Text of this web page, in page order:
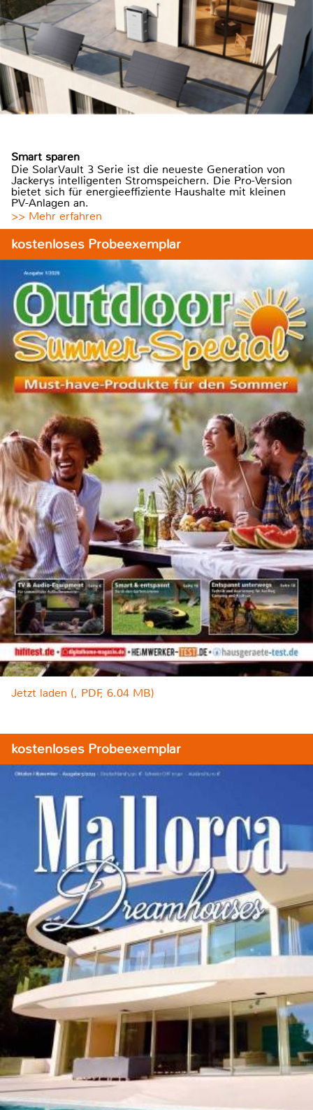
Smart sparen
Die SolarVault 3 Serie ist die neueste Generation von
Jackerys intelligenten Stromspeichern. Die Pro-Version
bietet sich für energieeffiziente Haushalte mit kleinen
PV-Anlagen an.
>> Mehr erfahren
kostenloses Probeexemplar
Jetzt laden (, PDF, 6.04 MB)
kostenloses Probeexemplar